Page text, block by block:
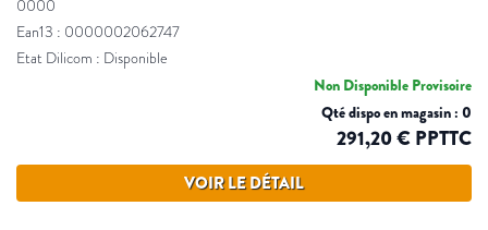
0000
Ean13 : 0000002062747
Etat Dilicom : Disponible
Non Disponible Provisoire
Qté dispo en magasin : 0
291,20 € PPTTC
VOIR LE DÉTAIL